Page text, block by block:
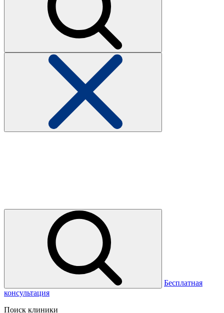
Бесплатная
консультация
Поиск клиники